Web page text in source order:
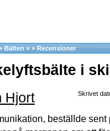
Bälten »»Recensioner
i
Skrivet
Hjort
beställde